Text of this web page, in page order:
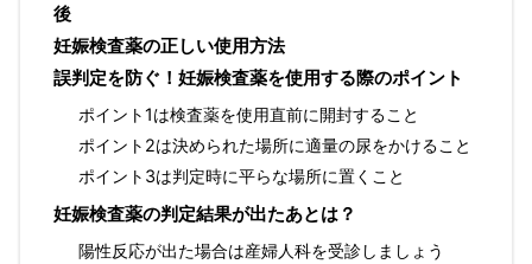
後
妊娠検査薬の正しい使用方法
誤判定を防ぐ！妊娠検査薬を使用する際のポイント
ポイント1は検査薬を使用直前に開封すること
ポイント2は決められた場所に適量の尿をかけること
ポイント3は判定時に平らな場所に置くこと
妊娠検査薬の判定結果が出たあとは？
陽性反応が出た場合は産婦人科を受診しましょう